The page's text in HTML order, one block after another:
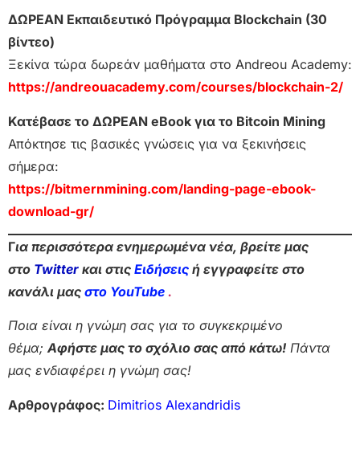
ΔΩΡΕΑΝ Εκπαιδευτικό Πρόγραμμα Blockchain (30
βίντεο)
Ξεκίνα τώρα δωρεάν μαθήματα στο Andreou Academy:
https://andreouacademy.com/courses/blockchain-2/
Κατέβασε το ΔΩΡΕΑΝ eBook για το Bitcoin Mining
Απόκτησε τις βασικές γνώσεις για να ξεκινήσεις
σήμερα:
https://bitmernmining.com/landing-page-ebook-
download-gr/
Για περισσότερα ενημερωμένα νέα, βρείτε μας
στο Twitter και στις Ειδήσεις ή εγγραφείτε στο
κανάλι μας στο YouTube .
Ποια είναι η γνώμη σας για το συγκεκριμένο
θέμα;Αφήστε μας το σχόλιο σας από κάτω! Πάντα
μας ενδιαφέρει η γνώμη σας!
Αρθρογράφος: Dimitrios Alexandridis